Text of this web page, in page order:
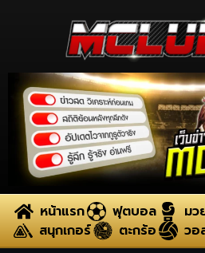
หน้าแรก ฟุตบอล มว
สนุกเกอร์
ตะกร้อ วอ